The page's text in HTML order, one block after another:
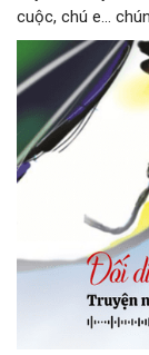
cuộc, chú e…
thì tiếp tục nhé!
ngại ngùng đỡ
bị Tổng biên tập